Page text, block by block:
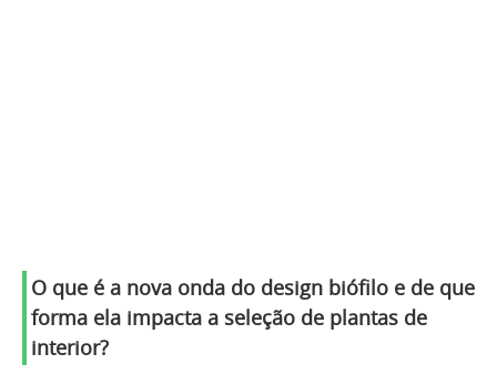
O que é a nova onda do design biófilo e de que
forma ela impacta a seleção de plantas de
interior?